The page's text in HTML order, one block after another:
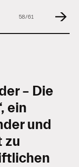
58/61
– Die
ein
und
zu